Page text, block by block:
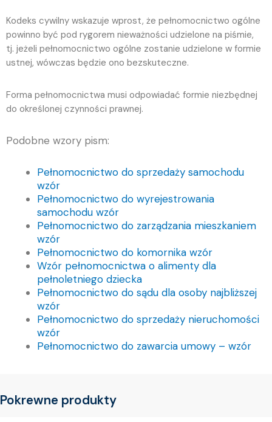
Kodeks cywilny wskazuje wprost, że pełnomocnictwo ogólne
powinno być pod rygorem nieważności udzielone na piśmie,
tj. jeżeli pełnomocnictwo ogólne zostanie udzielone w formie
ustnej, wówczas będzie ono bezskuteczne.
Forma pełnomocnictwa musi odpowiadać formie niezbędnej
do określonej czynności prawnej.
Podobne wzory pism:
Pełnomocnictwo do sprzedaży samochodu
wzór
Pełnomocnictwo do wyrejestrowania
samochodu wzór
Pełnomocnictwo do zarządzania mieszkaniem
wzór
Pełnomocnictwo do komornika wzór
Wzór pełnomocnictwa o alimenty dla
pełnoletniego dziecka
Pełnomocnictwo do sądu dla osoby najbliższej
wzór
Pełnomocnictwo do sprzedaży nieruchomości
wzór
Pełnomocnictwo do zawarcia umowy – wzór
Pokrewne produkty